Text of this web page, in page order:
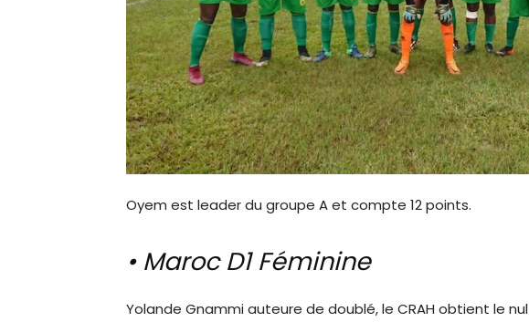
Oyem est leader du groupe A et compte 12 points.
• Maroc D1 Féminine
Yolande Gnammi auteure de doublé, le CRAH obtient le nul